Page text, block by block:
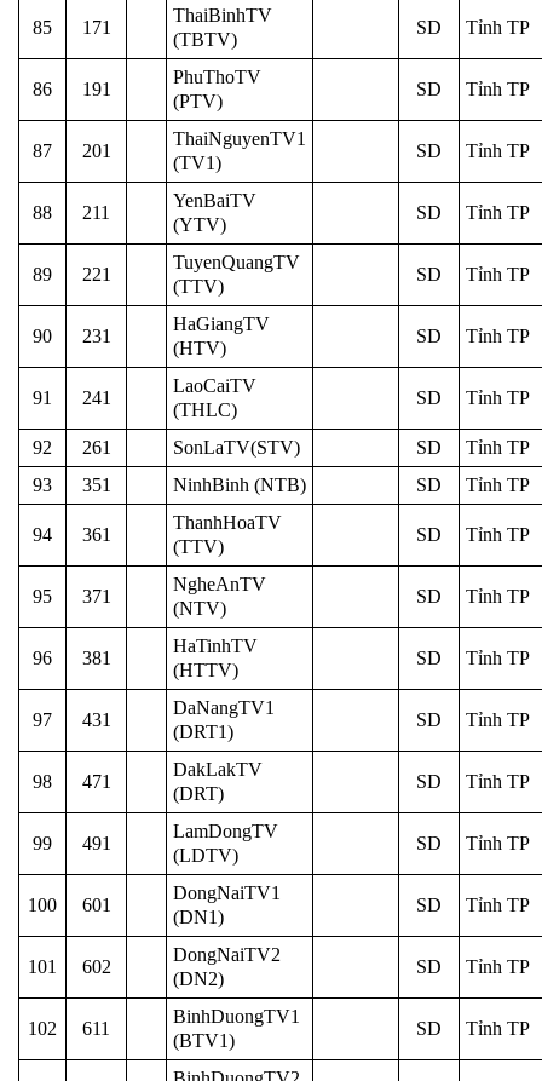
85 171
ThaiBinhTV
(TBTV)
SD Tỉnh TP
86 191
PhuThoTV
(PTV)
SD Tỉnh TP
87 201
ThaiNguyenTV1
(TV1)
SD Tỉnh TP
88 211
YenBaiTV
(YTV)
SD Tỉnh TP
89 221
TuyenQuangTV
(TTV)
SD Tỉnh TP
90 231
HaGiangTV
(HTV)
SD Tỉnh TP
91 241
LaoCaiTV
(THLC)
SD Tỉnh TP
92 261 SonLaTV(STV) SD
Tỉnh TP
93
351 NinhBinh (NTB) SD Tỉnh TP
94 361
ThanhHoaTV
(TTV)
SD Tỉnh TP
95 371
NgheAnTV
(NTV)
SD Tỉnh TP
96 381
HaTinhTV
(HTTV)
SD Tỉnh TP
97 431
DaNangTV1
(DRT1)
SD Tỉnh TP
98 471
DakLakTV
(DRT)
SD Tỉnh TP
99 491
LamDongTV
(LDTV)
SD Tỉnh TP
100 601
DongNaiTV1
(DN1)
SD Tỉnh TP
101 602
DongNaiTV2
(DN2)
SD Tỉnh TP
102 611
BinhDuongTV1
(BTV1)
SD Tỉnh TP